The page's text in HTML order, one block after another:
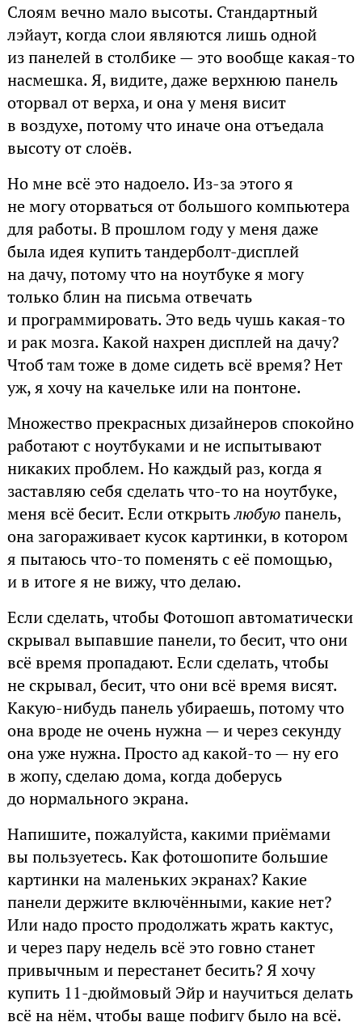
Слоям вечно мало высоты. Стандартный
лэйаут, когда слои являются лишь одной
из панелей в столбике — это вообще какая-то
насмешка. Я, видите, даже верхнюю панель
оторвал от верха, и она у меня висит
в воздухе, потому что иначе она отъедала
высоту от слоёв.
Но мне всё это надоело. Из-за этого я
не могу оторваться от большого компьютера
для работы. В прошлом году у меня даже
была идея купить тандерболт-дисплей
на дачу, потому что на ноутбуке я могу
только блин на письма отвечать
и программировать. Это ведь чушь какая-то
и рак мозга. Какой нахрен дисплей на дачу?
Чтоб там тоже в доме сидеть всё время? Нет
уж, я хочу на качельке или на понтоне.
Множество прекрасных дизайнеров спокойно
работают с ноутбуками и не испытывают
никаких проблем. Но каждый раз, когда я
заставляю себя сделать что-то на ноутбуке,
меня всё бесит. Если открытьлюбуюпанель,
она загораживает кусок картинки, в котором
я пытаюсь что-то поменять с её помощью,
и в итоге я не вижу, что делаю.
Если сделать, чтобы Фотошоп автоматически
скрывал выпавшие панели, то бесит, что они
всё время пропадают. Если сделать, чтобы
не скрывал, бесит, что они всё время висят.
Какую-нибудь панель убираешь, потому что
она вроде не очень нужна — и через секунду
она уже нужна. Просто ад какой-то — ну его
в жопу, сделаю дома, когда доберусь
до нормального экрана.
Напишите, пожалуйста, какими приёмами
вы пользуетесь. Как фотошопите большие
картинки на маленьких экранах? Какие
панели держите включёнными, какие нет?
Или надо просто продолжать жрать кактус,
и через пару недель всё это говно станет
привычным и перестанет бесить? Я хочу
купить 11-дюймовый Эйр и научиться делать
всё на нём, чтобы ваще пофигу было на всё.